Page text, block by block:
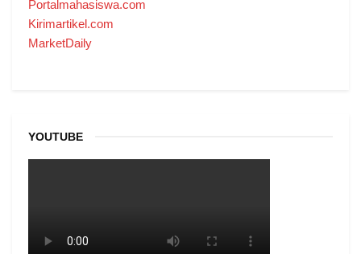
Portalmahasiswa.com
Kirimartikel.com
MarketDaily
YOUTUBE